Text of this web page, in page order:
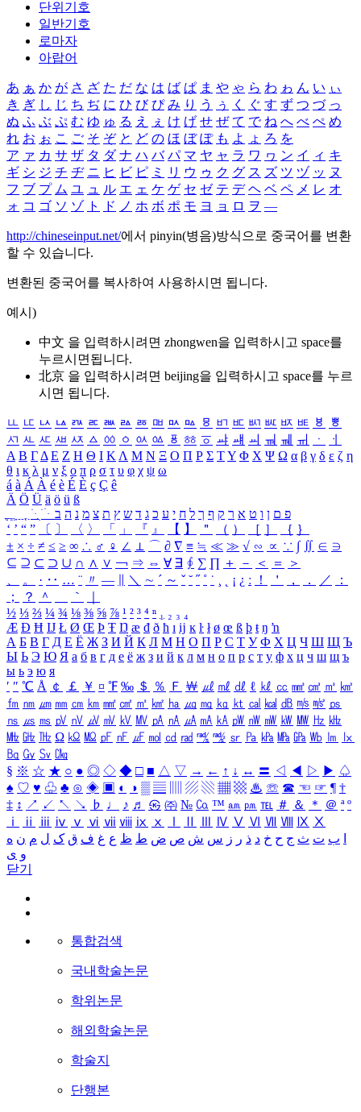
단위기호
일반기호
로마자
아랍어
あ ぁ か が さ ざ た だ な は ば ぱ ま や ゃ ら わ ゎ ん い ぃ
き ぎ し じ ち ぢ に ひ び ぴ み り う ぅ く ぐ す ず つ づ っ
ぬ ふ ぶ ぷ む ゆ ゅ る え ぇ け げ せ ぜ て で ね へ べ ぺ め
れ お ぉ こ ご そ ぞ と ど の ほ ぼ ぽ も よ ょ ろ を
ア ァ カ サ ザ タ ダ ナ ハ バ パ マ ヤ ャ ラ ワ ヮ ン イ ィ キ
ギ シ ジ チ ヂ ニ ヒ ビ ピ ミ リ ウ ゥ ク グ ス ズ ツ ヅ ッ ヌ
フ ブ プ ム ユ ュ ル エ ェ ケ ゲ セ ゼ テ デ ヘ ベ ペ メ レ オ
ォ コ ゴ ソ ゾ ト ド ノ ホ ボ ポ モ ヨ ョ ロ ヲ ―
http://chineseinput.net/에서 pinyin(병음)방식으로 중국어를 변환
할 수 있습니다.
변환된 중국어를 복사하여 사용하시면 됩니다.
예시)
中文 을 입력하시려면 zhongwen을 입력하시고 space를
누르시면됩니다.
北京 을 입력하시려면 beijing을 입력하시고 space를 누르
시면 됩니다.
ㅥ ㅦ ㅧ ㅨ ㅩ ㅪ ㅫ ㅬ ㅭ ㅮ ㅯ ㅰ ㅱ ㅲ ㅳ ㅴ ㅵ ㅶ ㅷ ㅸ
ㅹ
ㅺ ㅻ ㅼ ㅽ ㅾ ㅿ ㆀ ㆁ ㆂ ㆃ ㆄ ㆅ ㆆ ㆇ ㆈ ㆉ ㆊ ㆋ ㆌ ㆍ
ㆎ
Α Β ΓΔ Ε Ζ Η Θ Ι ΚΛ Μ Ν Ξ Ο Π Ρ Σ ΤΥ Φ Χ Ψ Ω α β γ δ ε ζ η
θ ι κ λ μ ν ξ ο π ρ σ τ υ φ χ ψ ω
á à Á À é è É È ç Ç ê
Ä Ö Ü ä ö ü ß
ִֶֹ ֻּ ׁׂ פ ם ן ו ט א ר ק ף ך ל ח י ע כ ג ד ש ץ ת צ מ נ ה ב
‘ ’ “ ” 〔 〕 〈 〉 「 」 『 』 【 】 ＂ （ ） ［ ］ ｛ ｝
± × ÷ ≠ ≤ ≥ ∞ ∴ ♂ ♀ ∠ ⊥ ⌒ ∂ ∇ ≡ ≒ ≪ ≫ √ ∽ ∝ ∵ ∫ ∬ ∈ ∋
⊆ ⊇ ⊂ ⊃ ∪ ∩ ∧ ∨ ￢ ⇒ ⇔ ∀ ∃ ∮ ∑ ∏ ＋ － ＜ ＝
＞
、
。 · ‥ … ¨ 〃 ― ＼ ∼ ´ ～ ˇ ˘ ˝ ˚ ˙ ¸ ¡ ¿ ː ！ ＇ ， ． ／
：
；
？ ＾ ｀
½ ⅓ ⅔ ¼ ¾ ⅛ ⅜ ⅝ ⅞ ¹ ² ³ ⁴ ⁿ ₁ ₂ ₃ ₄
Æ Ð Ħ Ĳ Ł Ø Œ Þ Ŧ Ŋ æ đ ð ħ ı ĳ ĸ ŀ ł ø œ ß þ ŧ ŋ ŉ
А Б В Г Д Е Ё Ж З И Й К Л М Н О П Р С Т У Ф Х Ц Ч Ш Щ Ъ
Ы Ь Э Ю Я а б в г д е ё ж з и й к л м н о п р с т у ф х ц ч ш щ ъ
ы ь э ю я
′ ″ ℃ Å ￠ ￡ ￥ ¤ ℉ ‰ ＄ ％ Ｆ ￦ ㎕ ㎖ ㎗ ℓ ㎘ ㏄ ㎣ ㎤ ㎥ ㎦
㎙ ㎚ ㎛ ㎜ ㎝ ㎞ ㎟ ㎠ ㎡ ㎢ ㏊ ㎍ ㎎ ㎏ ㏏ ㎈ ㎉ ㏈ ㎧ ㎨ ㎰
㎱ ㎲ ㎳ ㎴ ㎵ ㎶ ㎷ ㎸ ㎹ ㎀ ㎁ ㎂ ㎃ ㎄ ㎺ ㎻ ㎽ ㎾ ㎿ ㎐ ㎑
㎒ ㎓ ㎔ Ω ㏀ ㏁ ㎊ ㎋ ㎌ ㏖ ㏅ ㎭ ㎮ ㎯ ㏛ ㎩ ㎪ ㎫ ㎬ ㏝ ㏐
㏓
㏃ ㏉ ㏜ ㏆
§ ※ ☆ ★ ○ ● ◎ ◇ ◆ □ ■ △ ▽ → ← ↑ ↓ ↔ 〓 ◁ ◀ ▷ ▶ ♤
♠ ♡ ♥ ♧ ♣ ⊙ ◈ ▣ ◐ ◑ ▒ ▤ ▨ ▧ ▦ ▩ ♨ ☏ ☎ ☜ ☞ ¶ †
‡ ↕ ↗ ↙ ↖ ↘ ♭ ♩ ♪ ♬ ㉿ ㈜ № ㏇ ™ ㏂ ㏘ ℡ ＃ ＆ ＊ ＠ ª º
ⅰ
ⅱ ⅲ ⅳ ⅴ ⅵ ⅶ ⅷ ⅸ ⅹ Ⅳ Ⅴ Ⅵ Ⅶ Ⅷ Ⅸ Ⅹ
ب ت ث ج ح خ د ذ ر ز س ش ص ض ط ظ ع غ ف ق ک ل م ن ه
و ی
닫기
통합검색
국내학술논문
학위논문
해외학술논문
학술지
단행본